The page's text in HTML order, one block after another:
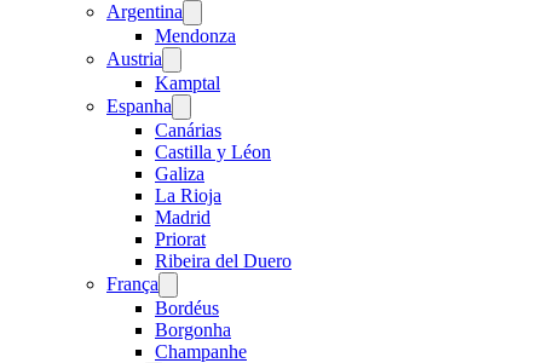
Argentina
menu
Mendonza
Austria
menu
Kamptal
Espanha
menu
Canárias
Castilla y Léon
Galiza
La Rioja
Madrid
Priorat
Ribeira del Duero
França
menu
Bordéus
Borgonha
Champanhe